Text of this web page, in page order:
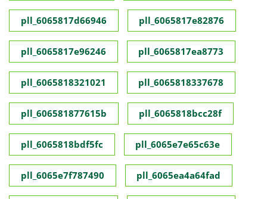
pll_6065817d66946 pll_6065817e82876
pll_6065817e96246 pll_6065817ea8773
pll_6065818321021 pll_6065818337678
pll_606581877615b pll_6065818bcc28f
pll_6065818bdf5fc pll_6065e7e65c63e
pll_6065e7f787490 pll_6065ea4a64fad